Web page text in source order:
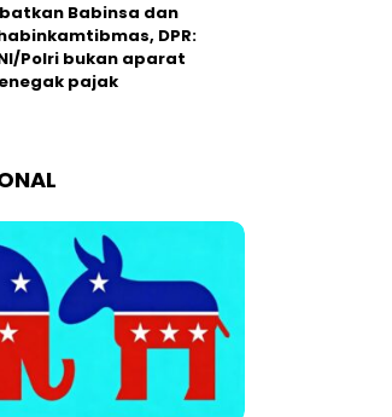
Babinsa dan
DPR:
Polri bukan aparat
pajak